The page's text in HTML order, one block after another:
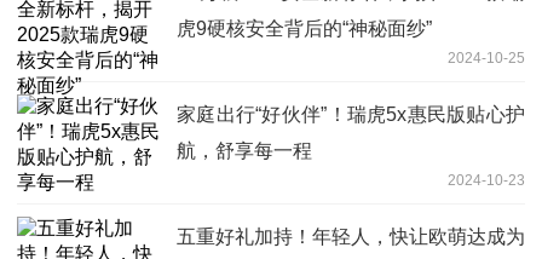
虎9硬核安全背后的“神秘面纱”
2024-10-25
家庭出行“好伙伴”！瑞虎5x惠民版贴心护
航，舒享每一程
2024-10-23
五重好礼加持！年轻人，快让欧萌达成为